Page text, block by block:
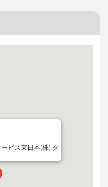
ビス東日本(株) タ